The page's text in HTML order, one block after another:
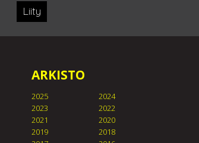
Liity
ARKISTO
2025
2024
2023
2022
2021
2020
2019
2018